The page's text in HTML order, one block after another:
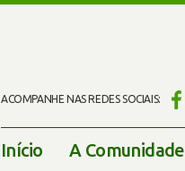
ACOMPANHE NAS REDES SOCIAIS:
Início A Comunidade